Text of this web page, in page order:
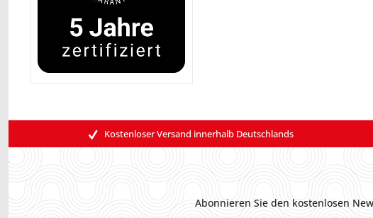
Kostenloser Versand innerhalb Deutschlands
Abonnieren Sie den kostenlosen